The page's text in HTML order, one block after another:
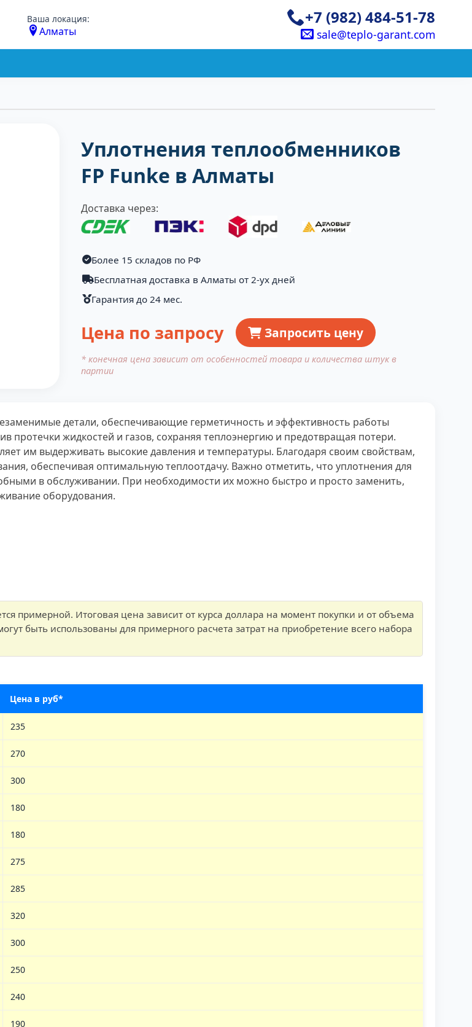
Ваша локация:
Алматы
+7 (982) 484-51-78
sale@teplo-garant.com
Уплотнения теплообменников
FP Funke в Алматы
Доставка через:
Более 15 складов по РФ
Бесплатная доставка в Алматы от 2-ух дней
Гарантия до 24 мес.
Цена по запросу Запросить цену
* конечная цена зависит от особенностей товара и количества штук в
партии
детали, обеспечивающие герметичность и эффективность работы
протечки жидкостей и газов, сохраняя теплоэнергию и предотвращая потери.
им выдерживать высокие давления и температуры. Благодаря своим свойствам,
обеспечивая оптимальную теплоотдачу. Важно отметить, что уплотнения для
в обслуживании. При необходимости их можно быстро и просто заменить,
оборудования.
примерной. Итоговая цена зависит от курса доллара на момент покупки и от объема
быть использованы для примерного расчета затрат на приобретение всего набора
Цена в руб*
235
270
300
180
180
275
285
320
300
250
240
190